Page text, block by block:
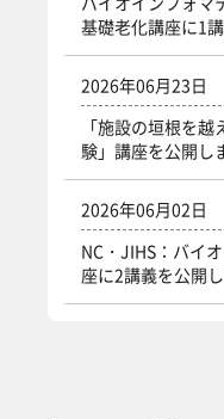
基礎老化講座に1
2026年06月23日
「施設の垣根を
験」講座を公開し
2026年06月02日
NC・JIHS：バイ
座に2講義を公開